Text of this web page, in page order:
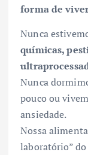
forma de
Nunca
químicas,
Nunca
pouco ou
ansiedade.
Nossa
laboratório”